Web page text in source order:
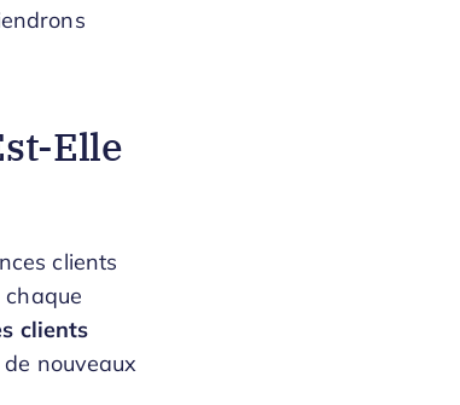
Elle
clients
chaque
clients
nouveaux